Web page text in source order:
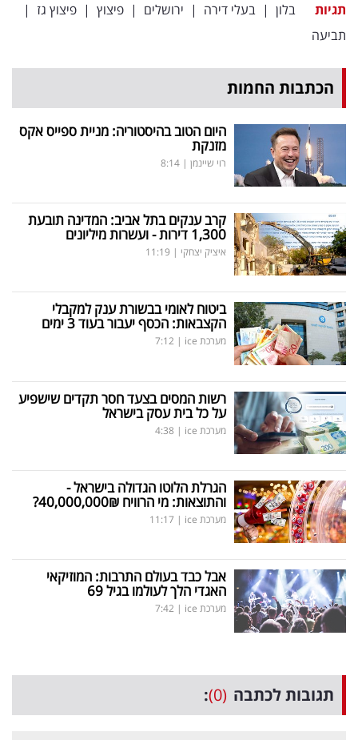
תגיות בלון | בעלי דירה | ירושלים | פיצוץ | פיצוץ גז |
תביעה
הכתבות החמות
היום הטוב בהיסטוריה: מניית ספייס אקס
מזנקת
רוי שיינמן |
8:14
קרב ענקים בתל אביב: המדינה תובעת
1,300 דירות - ועשרות מיליונים
איציק יצחקי |
11:19
ביטוח לאומי בבשורת ענק למקבלי
הקצבאות: הכסף יעבור בעוד 3 ימים
מערכת ice |
7:12
רשות המסים בצעד חסר תקדים שישפיע
על כל בית עסק בישראל
מערכת ice |
4:38
הגרלת הלוטו הגדולה בישראל -
והתוצאות: מי הרוויח 40,000,000₪?
מערכת ice |
11:17
אבל כבד בעולם התרבות: המוזיקאי
האגדי הלך לעולמו בגיל 69
מערכת ice |
7:42
תגובות לכתבה (0)
: